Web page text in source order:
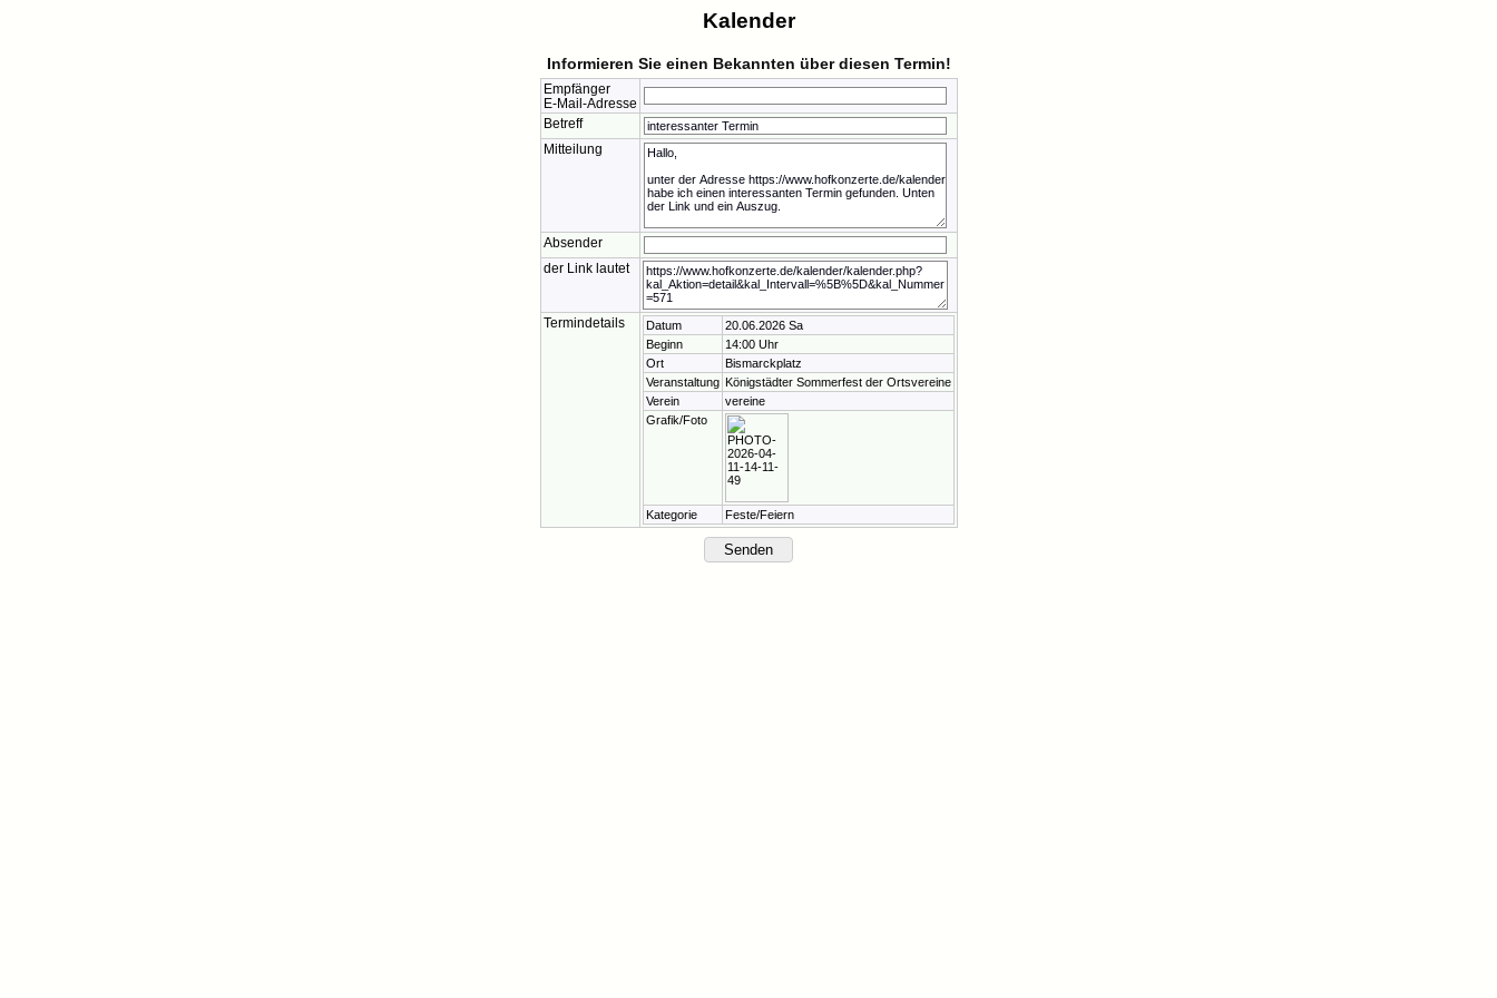
Kalender
Informieren Sie einen Bekannten über diesen Termin!
Empfänger
E-Mail-Adresse
Betreff
Mitteilung
Absender
der Link lautet
Termindetails Datum
20.06.2026 Sa
Beginn
14:00 Uhr
Ort
Bismarckplatz
Veranstaltung Königstädter Sommerfest der Ortsvereine
Verein
vereine
Grafik/Foto
Kategorie Feste/Feiern